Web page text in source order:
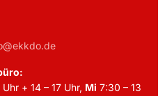
+ 14 – 17 Uhr, Mi 7:30 – 13